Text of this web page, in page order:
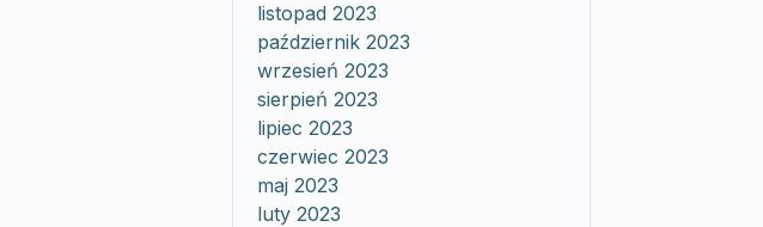
listopad 2023
październik 2023
wrzesień 2023
sierpień 2023
lipiec 2023
czerwiec 2023
maj 2023
luty 2023